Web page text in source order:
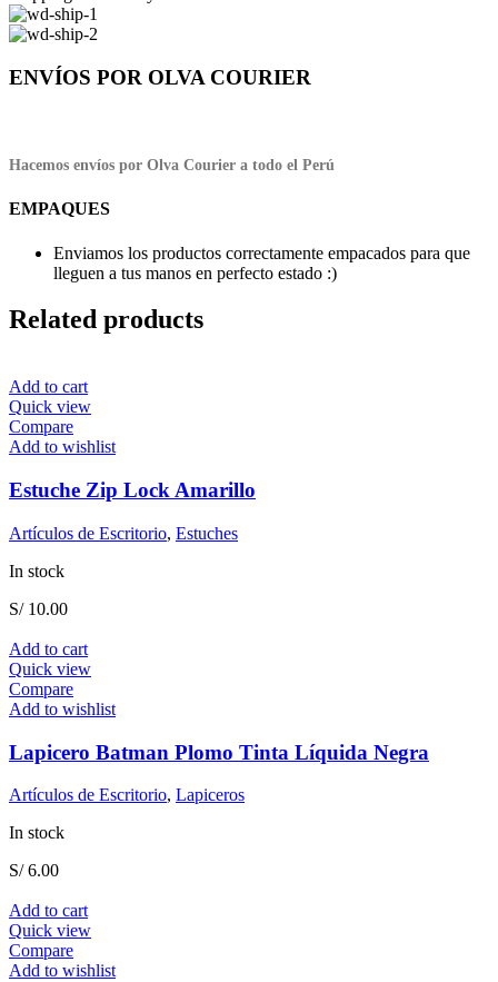
ENVÍOS POR OLVA COURIER
Hacemos envíos por Olva Courier a todo el Perú
EMPAQUES
Enviamos los productos correctamente empacados para que
lleguen a tus manos en perfecto estado :)
Related products
Add to cart
Quick view
Compare
Add to wishlist
Estuche Zip Lock Amarillo
Artículos de Escritorio, Estuches
In stock
S/10.00
Add to cart
Quick view
Compare
Add to wishlist
Lapicero Batman Plomo Tinta Líquida Negra
Artículos de Escritorio, Lapiceros
In stock
S/6.00
Add to cart
Quick view
Compare
Add to wishlist